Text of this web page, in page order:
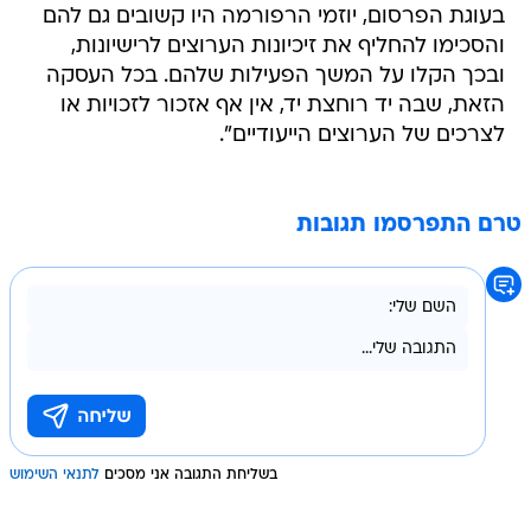
בעוגת הפרסום, יוזמי הרפורמה היו קשובים גם להם
והסכימו להחליף את זיכיונות הערוצים לרישיונות,
ובכך הקלו על המשך הפעילות שלהם. בכל העסקה
הזאת, שבה יד רוחצת יד, אין אף אזכור לזכויות או
לצרכים של הערוצים הייעודיים".
טרם התפרסמו תגובות
בשליחת התגובה אני מסכים לתנאי השימוש